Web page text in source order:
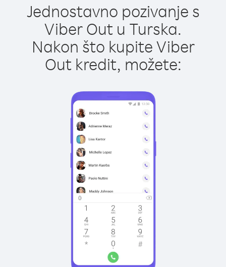
Jednostavno pozivanje s
Viber Out u Turska.
Nakon što kupite Viber
Out kredit, možete: